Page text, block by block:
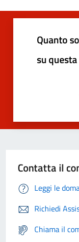
Quanto
su
Contatta il
Leggi le
Richiedi
Chiama il